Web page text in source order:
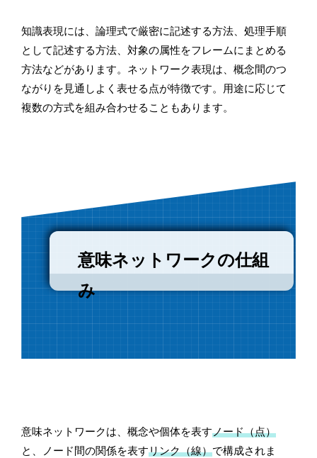
知識表現には、論理式で厳密に記述する方法、処理手順
として記述する方法、対象の属性をフレームにまとめる
方法などがあります。ネットワーク表現は、概念間のつ
ながりを見通しよく表せる点が特徴です。用途に応じて
複数の方式を組み合わせることもあります。
意味ネットワークの仕組
み
意味ネットワークは、概念や個体を表すノード（点）
と、ノード間の関係を表すリンク（線）で構成されま